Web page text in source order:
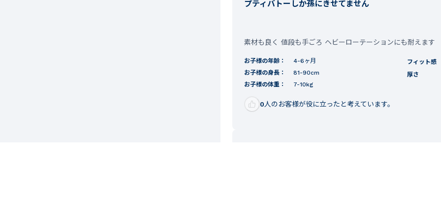
プティバトーしか孫にきせてません
素材も良く 値段も手ごろ ヘビーローテーションにも耐えます
お子様の年齢：
4-6ヶ月
お子様の身長：
81-90cm
お子様の体重：
7-10kg
フィット感
厚さ
0人のお客様が役に立ったと考えています。